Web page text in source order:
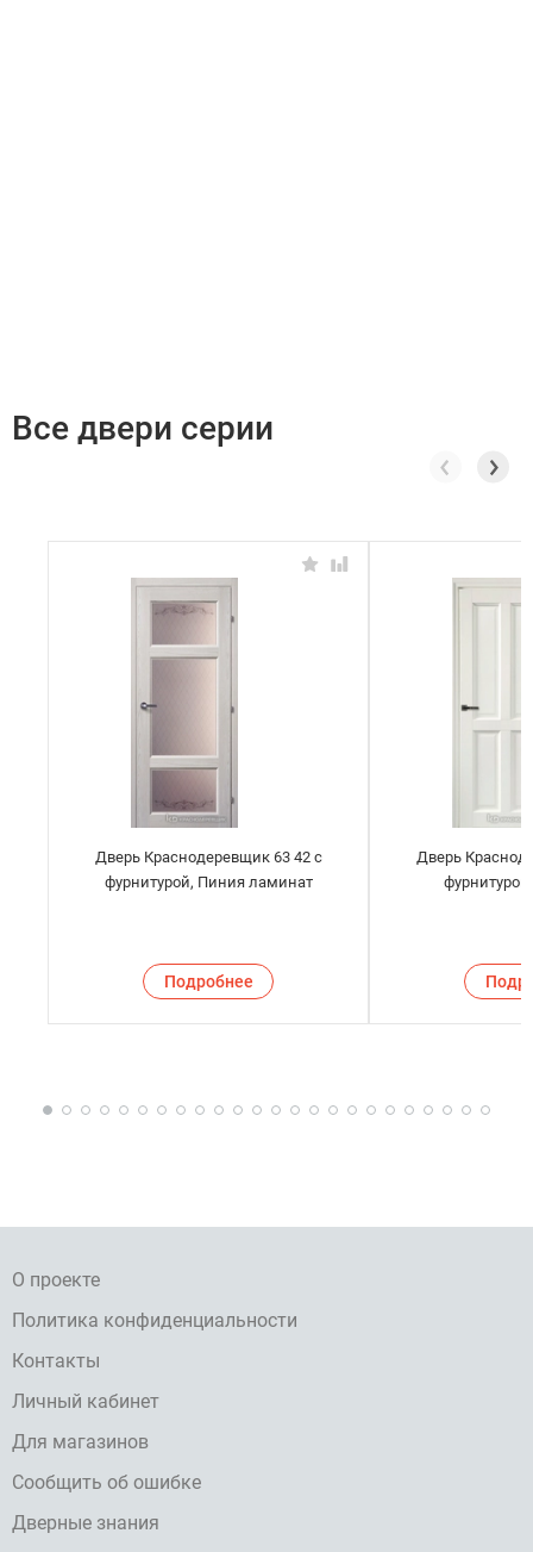
Все двери серии
Дверь Краснодеревщик 63 42 с
фурнитурой, Пиния ламинат
Подробнее
Дверь
О проекте
Политика конфиденциальности
Контакты
Личный кабинет
Для магазинов
Сообщить об ошибке
Дверные знания